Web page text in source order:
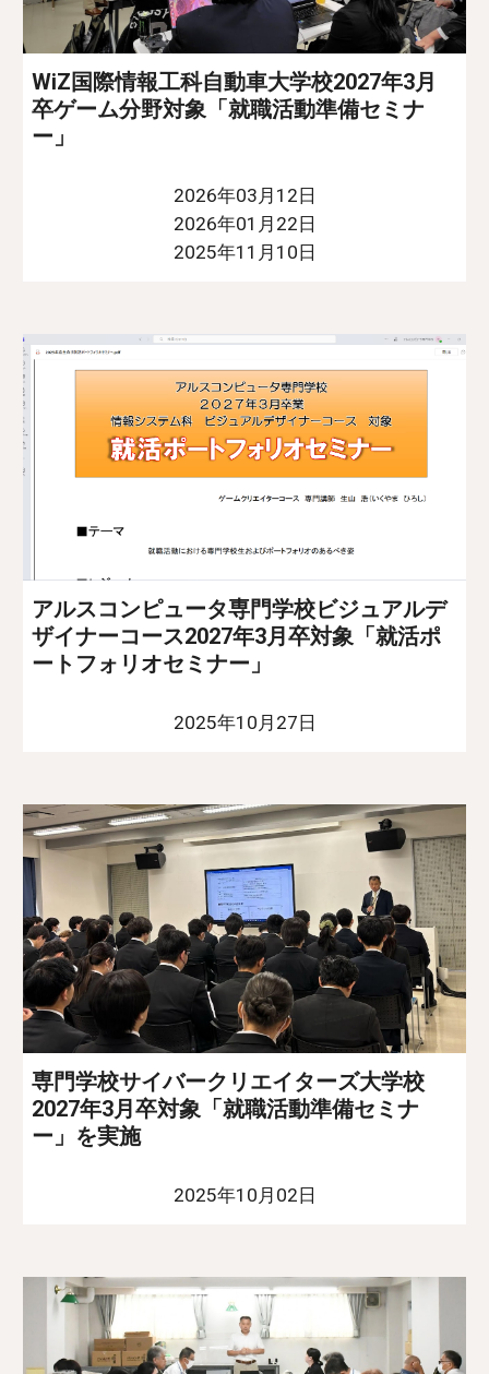
WiZ国際情報工科自動車大学校2027年3月
卒ゲーム分野対象「就職活動準備セミナ
ー」
2026年03月12日
2026年01月22日
2025年11月10日
アルスコンピュータ専門学校ビジュアルデ
ザイナーコース2027年3月卒対象「就活ポ
ートフォリオセミナー」
2025年10月27日
専門学校サイバークリエイターズ大学校
2027年3月卒対象「就職活動準備セミナ
ー」を実施
2025年10月02日